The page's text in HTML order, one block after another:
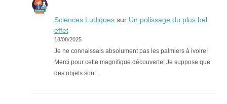
Sciences Ludiquessur Un polissage du plus bel
effet
18/08/2025
Je ne connaissais absolument pas les palmiers à ivoire!
Merci pour cette magnifique découverte! Je suppose que
des objets sont…